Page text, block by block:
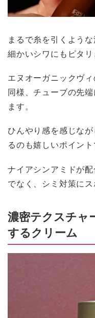
まるで糸を引くよう
細かいシワにもピタリ
エヌオーガニックヴィ
同様、チューブの先
ます。
ひんやり感を感じな
るのも嬉しいポイント
ナイアシンアミドが
でなく、シミ対策に
濃密テクスチャ
するクリーム